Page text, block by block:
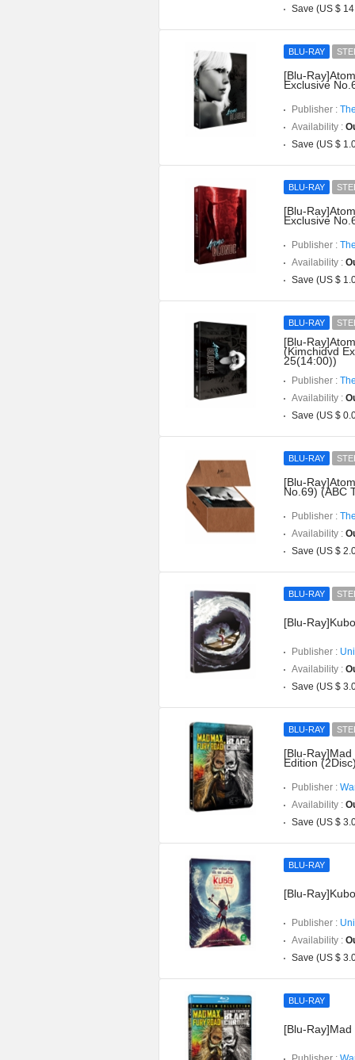
Save (US $
BLU-RAY
[Blu-
Exclusive
Publisher :
Availability :
Save (US $
BLU-RAY
[Blu-
Exclusive
Publisher :
Availability :
Save (US $
BLU-RAY
[Blu-
(Kimchidvd
25(14:00))
Publisher :
Availability :
Save (US $
BLU-RAY
[Blu-
No.69) (ABC
Publisher :
Availability :
Save (US $
BLU-RAY
[Blu-
Publisher :
Availability :
Save (US $
BLU-RAY
[Blu-
Edition
Publisher :
Availability :
Save (US $
BLU-RAY
[Blu-
Publisher :
Availability :
Save (US $
BLU-RAY
[Blu-